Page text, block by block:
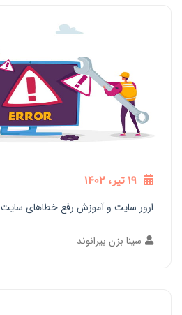
19 تیر، 1402
ارور سایت و آموزش رفع خطاهای سایت
سینا بزن بیرانوند